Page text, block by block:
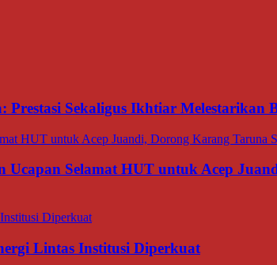
Sekaligus Ikhtiar Melestarikan
Selamat HUT untuk Acep
Lintas Institusi Diperkuat